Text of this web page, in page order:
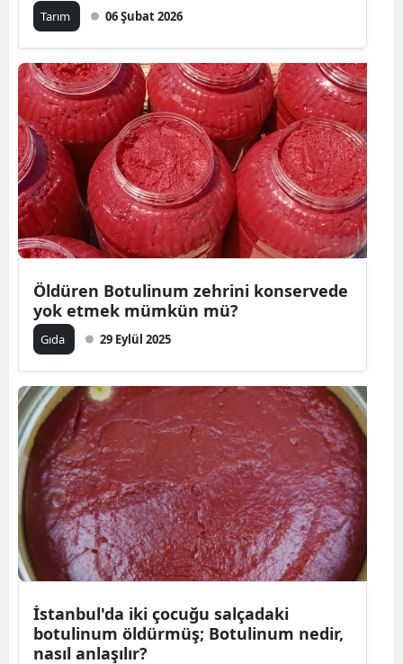
Tarım 06 Şubat 2026
Öldüren Botulinum zehrini konservede
yok etmek mümkün mü?
Gıda 29 Eylül 2025
İstanbul'da iki çocuğu salçadaki
botulinum öldürmüş; Botulinum nedir,
nasıl anlaşılır?